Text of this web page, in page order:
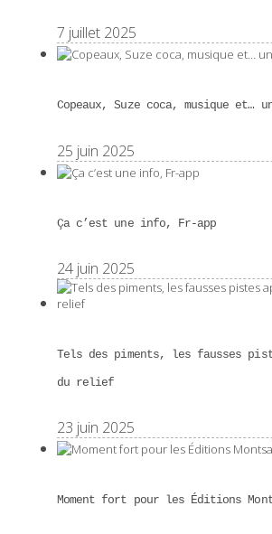
7 juillet 2025
Copeaux, Suze coca, musique et…
25 juin 2025
Ça c’est une info, Fr-app
24 juin 2025
Tels des piments, les fausses
du relief
23 juin 2025
Moment fort pour les Éditions